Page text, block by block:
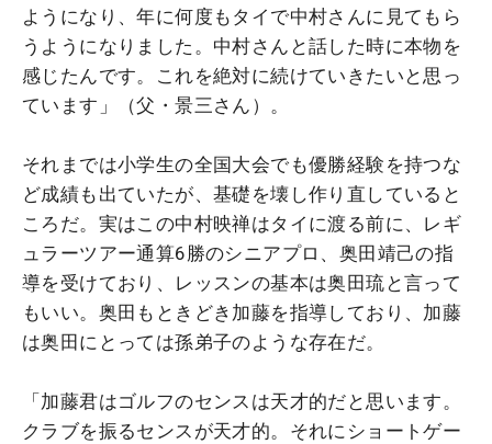
ようになり、年に何度もタイで中村さんに見てもら
うようになりました。中村さんと話した時に本物を
感じたんです。これを絶対に続けていきたいと思っ
ています」（父・景三さん）。
それまでは小学生の全国大会でも優勝経験を持つな
ど成績も出ていたが、基礎を壊し作り直していると
ころだ。実はこの中村映禅はタイに渡る前に、レギ
ュラーツアー通算6勝のシニアプロ、奥田靖己の指
導を受けており、レッスンの基本は奥田琉と言って
もいい。奥田もときどき加藤を指導しており、加藤
は奥田にとっては孫弟子のような存在だ。
「加藤君はゴルフのセンスは天才的だと思います。
クラブを振るセンスが天才的。それにショートゲー